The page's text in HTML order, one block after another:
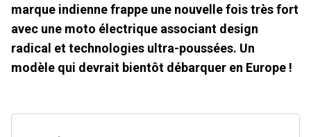
marque indienne frappe une nouvelle fois très fort
avec une moto électrique associant design
radical et technologies ultra-poussées. Un
modèle qui devrait bientôt débarquer en Europe !